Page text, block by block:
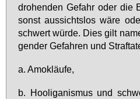
dro­hen­den Ge­fahr oder die
sonst aus­sichts­los wä­re
schwert wür­de. Dies gilt
gen­der Ge­fah­ren und
a. Amok­läu­fe,
b. Hoo­li­ga­nis­mus und